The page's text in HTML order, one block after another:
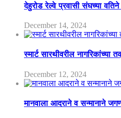
देहुरोड रेल्वे प्रवासी संघच्या
December 14, 2024
स्मार्ट सारथीवरील नागरिकांच्या
December 12, 2024
मानवाला आदराने व सन्मानाने